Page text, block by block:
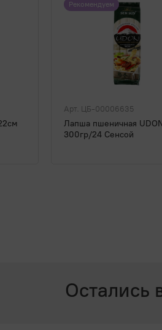
Рекомендуем
Арт. ЦБ-00006635
Лапша пшеничная
300гр/24 Сенсой
Остались